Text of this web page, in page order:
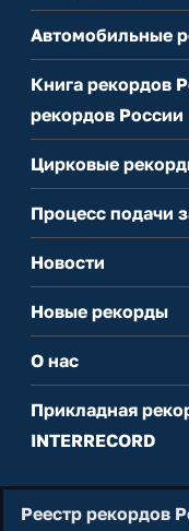
Автомобильные
Книга рекордов
рекордов России
Цирковые
Процесс подачи
Новости
Новые рекорды
О нас
Прикладная
INTERRECORD
Реестр рекордов